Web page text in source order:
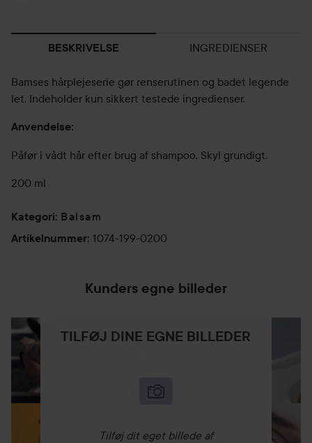
BESKRIVELSE INGREDIENSER
Bamses hårplejeserie gør renserutinen og badet legende
let. Indeholder kun sikkert testede ingredienser.
Anvendelse:
Påfør i vådt hår efter brug af shampoo. Skyl grundigt.
200 ml
Kategori: Balsam
Artikelnummer: 1074-199-0200
Kunders egne billeder
TILFØJ DINE EGNE BILLEDER
Tilføj dit eget billede af